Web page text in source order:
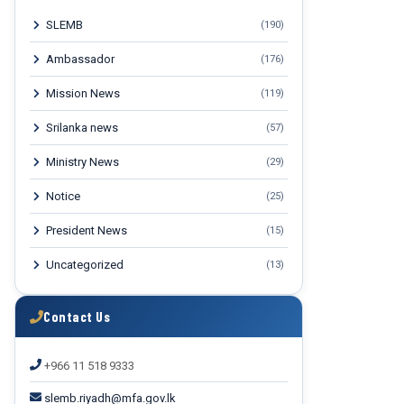
SLEMB (190)
Ambassador (176)
Mission News (119)
Srilanka news (57)
Ministry News (29)
Notice (25)
President News (15)
Uncategorized (13)
Contact Us
+966 11 518 9333
slemb.riyadh@mfa.gov.lk